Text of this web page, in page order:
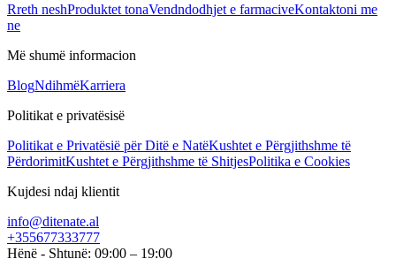
Rreth neshProduktet tonaVendndodhjet e farmaciveKontaktoni me
ne
Më shumë informacion
BlogNdihmëKarriera
Politikat e privatësisë
Politikat e Privatësië për Ditë e NatëKushtet e Përgjithshme të
PërdorimitKushtet e Përgjithshme të ShitjesPolitika e Cookies
Kujdesi ndaj klientit
info@ditenate.al
+355677333777
Hënë - Shtunë: 09:00 – 19:00